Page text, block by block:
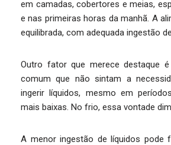
em camadas, cobertores e meias,
e nas primeiras horas da manhã. A
equilibrada, com adequada ingestão
Outro fator que merece destaque
comum que não sintam a
ingerir líquidos, mesmo em
mais baixas. No frio, essa vontade
A menor ingestão de líquidos pode